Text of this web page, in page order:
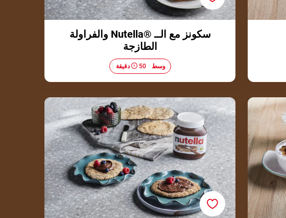
سكونز مع الــ ®Nutella والفراولة
الطازجة
وسط​ 50 دقيقة
مناقيش الــ ®Nutella مع التوت